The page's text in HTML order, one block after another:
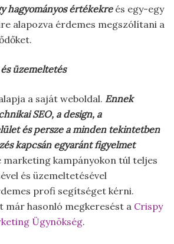
hagyományos értékekreés egy-egy
alapozva érdemes megszólítani a
üzemeltetés
a saját weboldal. Ennek
SEO, a design, a
és persze a minden tekintetben
kapcsán egyaránt figyelmet
marketing kampányokon túl teljes
és üzemeltetésével
profi segítséget kérni.
már hasonló megkeresést a Crispy
Ügynökség.